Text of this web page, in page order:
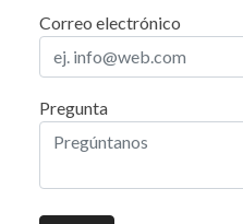
Correo electrónico
Pregunta